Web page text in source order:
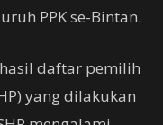
PPK se-Bintan.
daftar pemilih
yang dilakukan